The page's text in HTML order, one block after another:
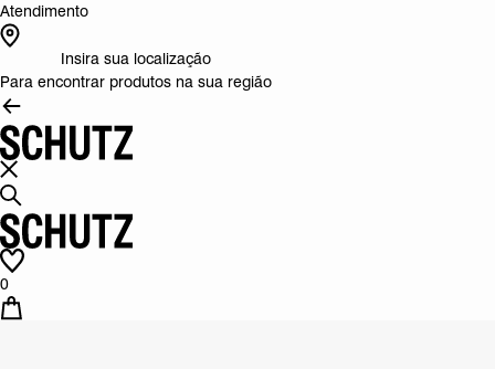
Atendimento
Insira sua localização
Para encontrar produtos na sua região
0